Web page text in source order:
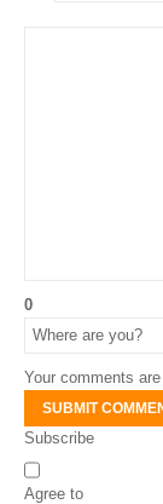
0
Your comments
SUBMIT
Subscribe
Agree to